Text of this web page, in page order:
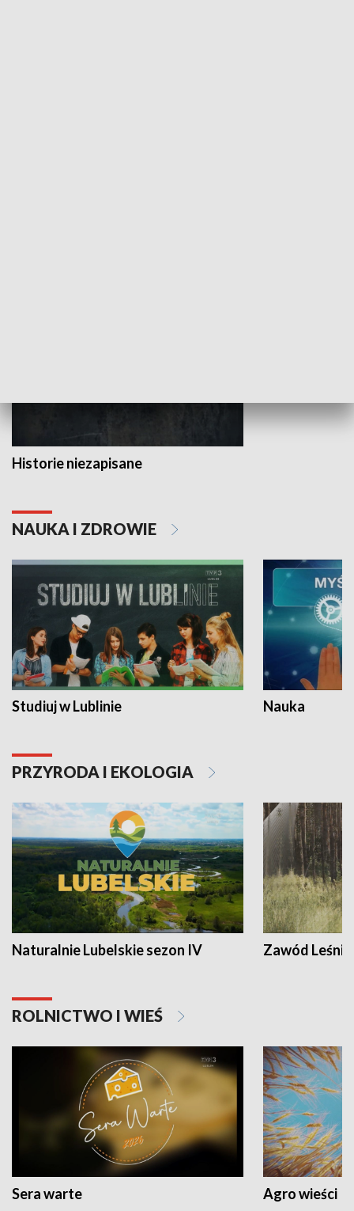
Historie niezapisane
NAUKA I ZDROWIE
Studiuj w Lublinie Nauka
PRZYRODA I EKOLOGIA
Naturalnie Lubelskie sezon IV Zawód Leśnik
ROLNICTWO I WIEŚ
Sera warte Agro wieści